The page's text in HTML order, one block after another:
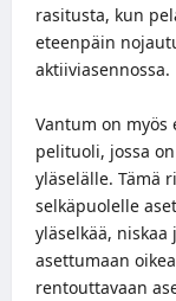
rasitusta, kun
eteenpäin
aktiiviasennossa.
Vantum on myös
pelituoli, jossa
yläselälle. Tämä
selkäpuolelle
yläselkää, niskaa
asettumaan
rentouttavaan